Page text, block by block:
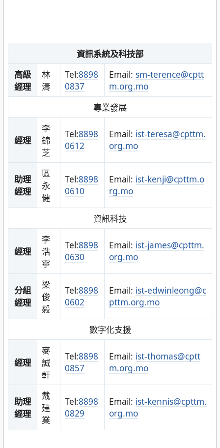
資訊系統及科技部
高級
經理
林
濤
Tel:8898
0837
Email: sm-terence@cptt
m.org.mo
專業發展
經理
李
錦
芝
Tel:8898
0612
Email: ist-teresa@cpttm.
org.mo
助理
經理
區
永
健
Tel:8898
0610
Email: ist-kenji@cpttm.o
rg.mo
資訊科技
經理
李
浩
寧
Tel:8898
0630
Email: ist-james@cpttm.
org.mo
分組
經理
梁
俊
毅
Tel:8898
0602
Email: ist-edwinleong@c
pttm.org.mo
數字化支援
經理
麥
誠
軒
Tel:8898
0857
Email: ist-thomas@cptt
m.org.mo
助理
經理
戴
建
業
Tel:8898
0829
Email: ist-kennis@cpttm.
org.mo